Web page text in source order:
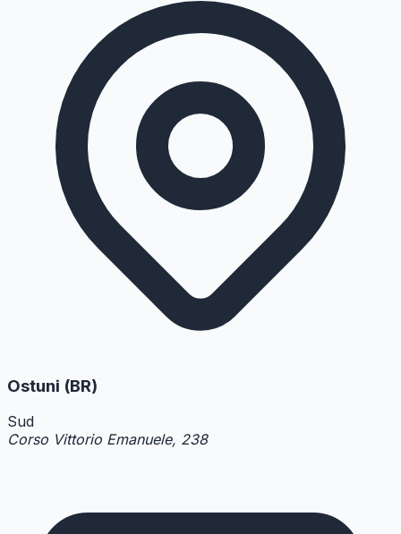
Ostuni (BR)
Sud
Corso Vittorio Emanuele, 238